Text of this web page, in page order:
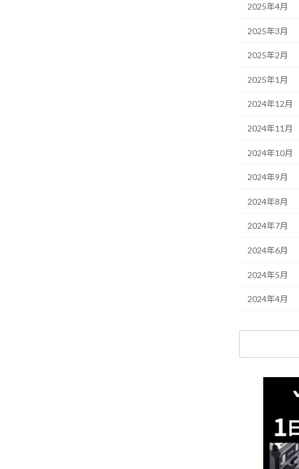
2025年4月
2025年3月
2025年2月
2025年1月
2024年12月
2024年11月
2024年10月
2024年9月
2024年8月
2024年7月
2024年6月
2024年5月
2024年4月